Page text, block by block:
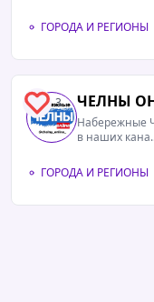
ГОРОДА И РЕГИОНЫ
3 ЧЕЛНЫ
Набережные
в наших
ГОРОДА И РЕГИОНЫ